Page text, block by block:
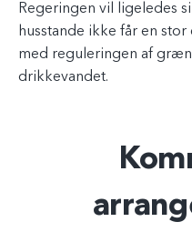
Regeringen vil ligeledes
husstande ikke får en
med reguleringen af
drikkevandet.